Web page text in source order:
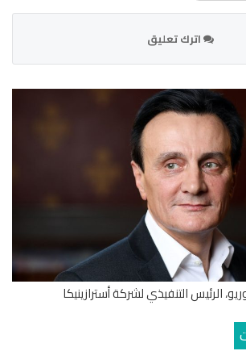
اترك تعليق
الرئيس التنفيذي لشركة أسترازينيكا